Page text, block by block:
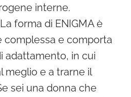
interne.
La forma di ENIGMA è
complessa e comporta
adattamento, in cui
meglio e a trarne il
sei una donna che